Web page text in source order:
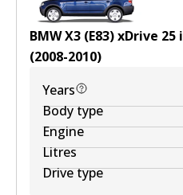
BMW X3 (E83) xDrive 25 i
(2008-2010)
Years
Body type
Engine
Litres
Drive type